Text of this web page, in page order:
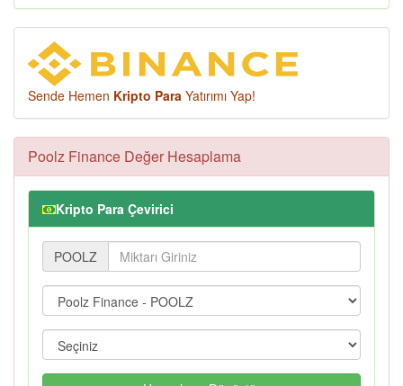
Sende Hemen Kripto Para Yatırımı Yap!
Poolz Finance Değer Hesaplama
Kripto Para Çevirici
POOLZ